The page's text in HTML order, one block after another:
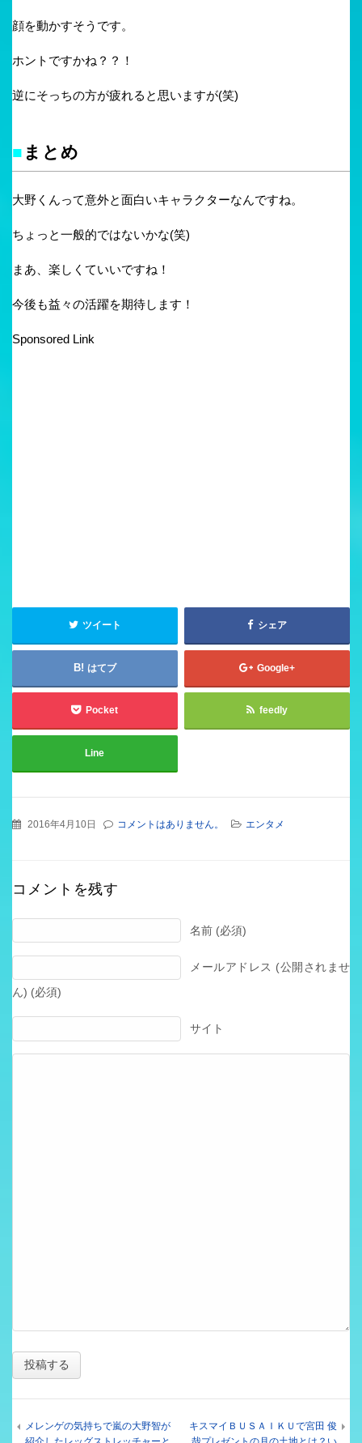
顔を動かすそうです。
ホントですかね？？！
逆にそっちの方が疲れると思いますが(笑)
■ まとめ
大野くんって意外と面白いキャラクターなんですね。
ちょっと一般的ではないかな(笑)
まあ、楽しくていいですね！
今後も益々の活躍を期待します！
Sponsored Link
ツイート シェア
はてブ Google+
Pocket feedly
Line
2016年4月10日 コメントはありません。 エンタメ
コメントを残す
名前 (必須)
メールアドレス (公開されませ
ん) (必須)
サイト
メレンゲの気持ちで嵐の大野智が
キスマイＢＵＳＡＩＫＵで宮田 俊